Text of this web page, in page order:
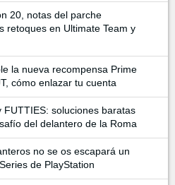
20, notas del parche
retoques en Ultimate Team y
la nueva recompensa Prime
cómo enlazar tu cuenta
FUTTIES: soluciones baratas
del delantero de la Roma
no se os escapará un
de PlayStation